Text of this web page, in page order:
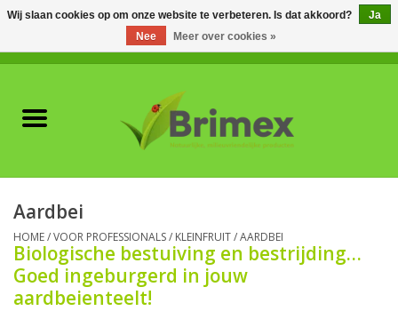
Plagen & Ziekten
Wildwering
Aardbei
HOME/VOOR PROFESSIONALS/ KLEINFRUIT/AARDBEI
Biologische bestuiving en bestrijding…
Goed ingeburgerd in jouw
aardbeienteelt!
Wij slaan cookies op om onze website te verbeteren. Is dat akkoord?
Ja
Nee
Meer over cookies »